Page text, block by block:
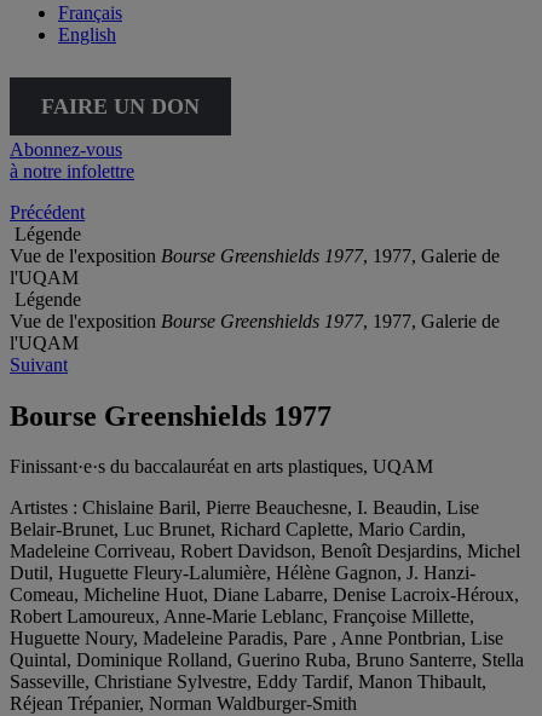
Français
English
FAIRE UN DON
Abonnez-vous
à notre infolettre
Précédent
Légende
Vue de l'exposition Bourse Greenshields 1977, 1977, Galerie de
l'UQAM
Légende
Vue de l'exposition Bourse Greenshields 1977, 1977, Galerie de
l'UQAM
Suivant
Bourse Greenshields 1977
Finissant·e·s du baccalauréat en arts plastiques, UQAM
Artistes : Chislaine Baril, Pierre Beauchesne, I. Beaudin, Lise
Belair-Brunet, Luc Brunet, Richard Caplette, Mario Cardin,
Madeleine Corriveau, Robert Davidson, Benoît Desjardins, Michel
Dutil, Huguette Fleury-Lalumière, Hélène Gagnon, J. Hanzi-
Comeau, Micheline Huot, Diane Labarre, Denise Lacroix-Héroux,
Robert Lamoureux, Anne-Marie Leblanc, Françoise Millette,
Huguette Noury, Madeleine Paradis, Pare , Anne Pontbrian, Lise
Quintal, Dominique Rolland, Guerino Ruba, Bruno Santerre, Stella
Sasseville, Christiane Sylvestre, Eddy Tardif, Manon Thibault,
Réjean Trépanier, Norman Waldburger-Smith